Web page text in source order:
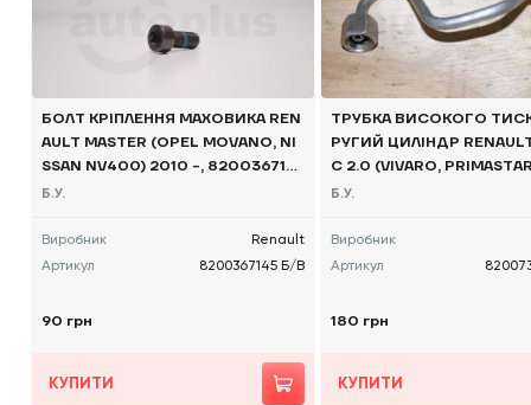
БОЛТ КРІПЛЕННЯ МАХОВИКА REN
AULT MASTER (OPEL MOVANO, NI
SSAN NV400) 2010 -, 8200367145
Б/В
Б.У.
Виробник
Renault
Артикул
8200367145 Б/В
90 грн
КУПИТИ
ТРУБКА ВИСОКОГО
РУГИЙ ЦИЛІНДР
C 2.0 (VIVARO,
2014, 8200734023 Б/В
Б.У.
Виробник
Артикул
180 грн
КУПИТИ